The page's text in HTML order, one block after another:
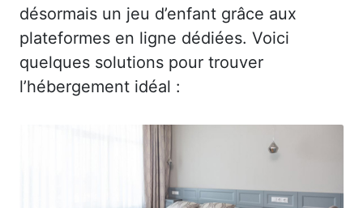
désormais un jeu d’enfant grâce aux
plateformes en ligne dédiées. Voici
quelques solutions pour trouver
l’hébergement idéal :